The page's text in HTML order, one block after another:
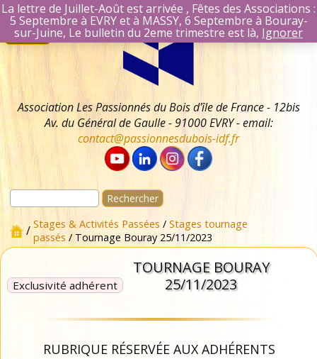
La lettre de Juillet-Août est arrivée , Fêtes des Associations :
5 Septembre à EVRY et à MASSY, 6 Septembre à Bouray-
sur-Juine, Le bulletin du 2eme trimestre est là, Ignorer
Association Les Passionnés du Bois d'île de France - 12bis
Av. du Général de Gaulle - 91000 EVRY - email:
contact@passionnesdubois-idf.fr
Menu
Aller
au
contenu
Se connecter
Rechercher :
/Stages & Activités Passées /Stages tournage
passés / Tournage Bouray 25/11/2023
Exclusivité adhérent
TOURNAGE BOURAY
25/11/2023
RUBRIQUE RÉSERVÉE AUX ADHÉRENTS